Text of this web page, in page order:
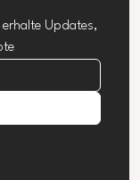
erhalte Updates,